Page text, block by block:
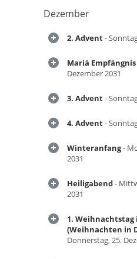
Dezember
2. Advent-
Mariä Empfängnis
Dezember 2031
3. Advent-
4. Advent-
Winteranfang-
2031
Heiligabend-
2031
1.
(Weihnachten in
Donnerstag, 25.